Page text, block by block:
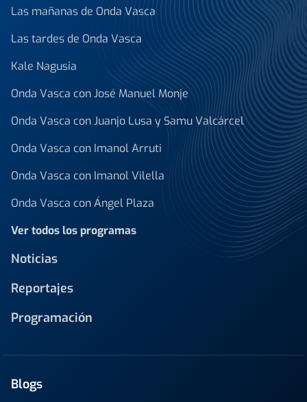
Las mañanas de Onda Vasca
Las tardes de Onda Vasca
Kale Nagusia
Onda Vasca con José Manuel Monje
Onda Vasca con Juanjo Lusa y Samu Valcárcel
Onda Vasca con Imanol Arruti
Onda Vasca con Imanol Vilella
Onda Vasca con Ángel Plaza
Ver todos los programas
Noticias
Reportajes
Programación
Blogs